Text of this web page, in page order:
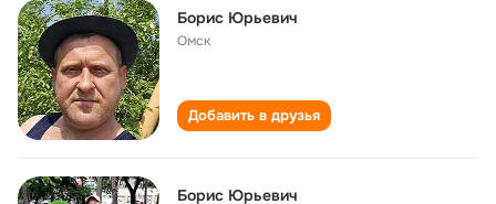
Борис Юрьевич
Омск
Добавить в друзья
Борис Юрьевич